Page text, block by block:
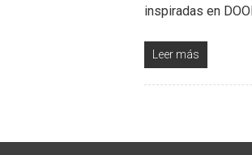
inspiradas en
Leer más